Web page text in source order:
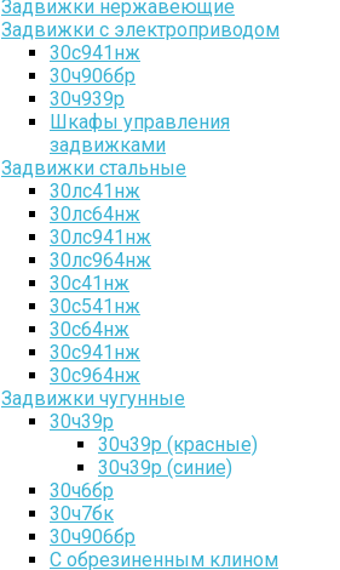
Задвижки нержавеющие
Задвижки с электроприводом
30с941нж
30ч906бр
30ч939р
Шкафы управления
задвижками
Задвижки стальные
30лс41нж
30лс64нж
30лс941нж
30лс964нж
30с41нж
30с541нж
30с64нж
30с941нж
30с964нж
Задвижки чугунные
30ч39р
30ч39р (красные)
30ч39р (синие)
30ч6бр
30ч7бк
30ч906бр
С обрезиненным клином